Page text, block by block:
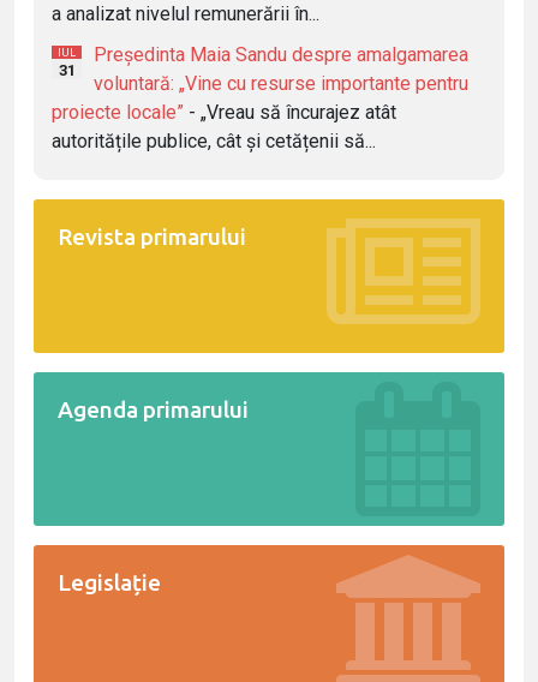
a analizat nivelul remunerării în...
IUL
31
Președinta Maia Sandu despre amalgamarea
voluntară: „Vine cu resurse importante pentru
proiecte locale” - „Vreau să încurajez atât
autoritățile publice, cât și cetățenii să...
Revista primarului
Agenda primarului
Legislație